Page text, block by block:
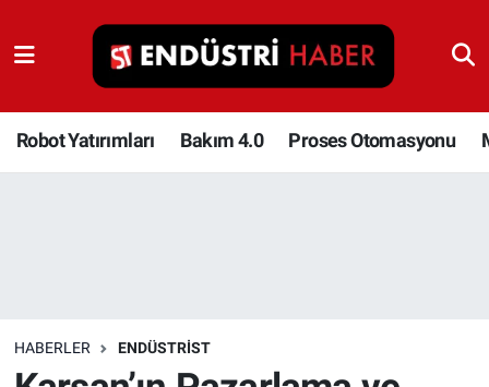
Robot Yatırımları Bakım 4.0 Proses Otomasyonu
HABERLER ENDÜSTRIST
Robot Yatırımları
Bakım 4.0
Depolama Çözümleri